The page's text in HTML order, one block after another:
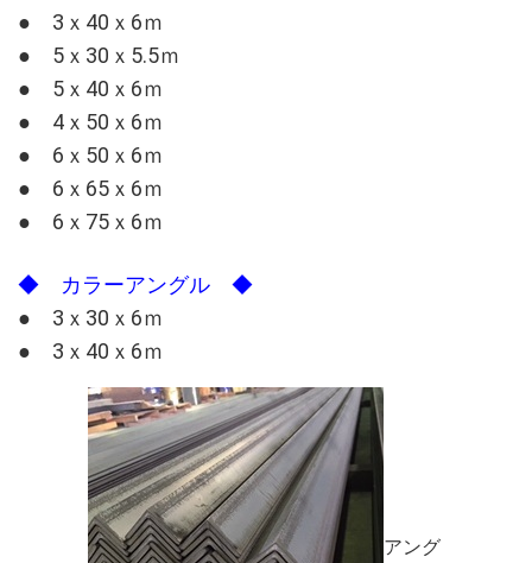
● 3ｘ40ｘ6ｍ
● 5ｘ30ｘ5.5ｍ
● 5ｘ40ｘ6ｍ
● 4ｘ50ｘ6ｍ
● 6ｘ50ｘ6ｍ
● 6ｘ65ｘ6ｍ
● 6ｘ75ｘ6ｍ
◆ カラーアングル ◆
● 3ｘ30ｘ6ｍ
● 3ｘ40ｘ6ｍ
アング